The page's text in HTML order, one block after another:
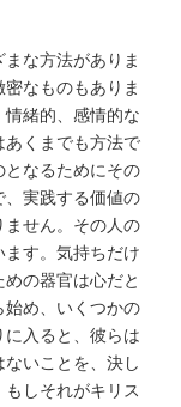
な方法がありま
なものもありま
緒的、感情的な
あくまでも方法で
となるためにその
、実践する価値の
ません。その人の
す。気持ちだけ
の器官は心だと
め、いくつかの
入ると、彼らは
いことを、決し
しそれがキリス